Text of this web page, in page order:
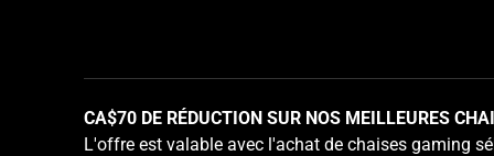
the
slide
dots.
CA$70 DE RÉDUCTION SUR NOS MEILLEURES
L'offre est valable avec l'achat de chaises gaming